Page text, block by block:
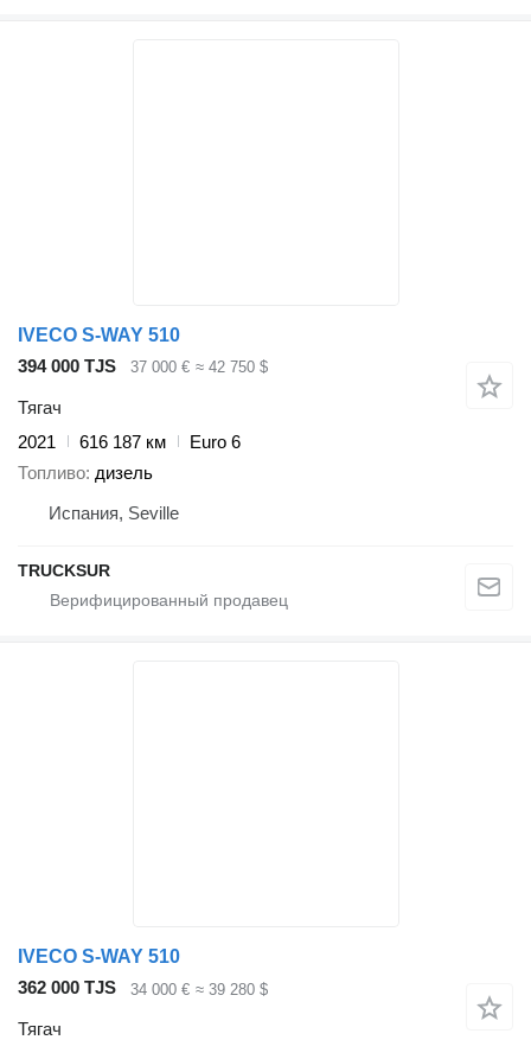
IVECO S-WAY 510
394 000 TJS
37 000 € ≈ 42 750 $
Тягач
2021
616 187 км
Euro 6
Топливо дизель
Испания, Seville
TRUCKSUR
IVECO S-WAY 510
362 000 TJS
34 000 € ≈ 39 280 $
Тягач